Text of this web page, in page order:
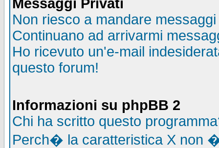
Messaggi Privati
Non riesco a mandare
Continuano ad arrivarmi
Ho ricevuto un'e-mail
questo forum!
Informazioni su phpBB 2
Chi ha scritto questo
Perch� la caratteristica X non